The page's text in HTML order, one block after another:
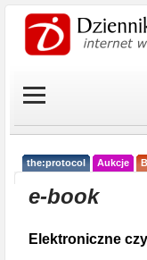
the:protocol Aukcje
e-book
Elektroniczne